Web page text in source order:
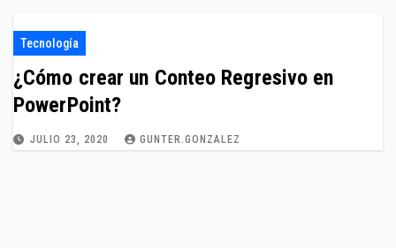
Tecnología
¿Cómo crear un Conteo Regresivo en
PowerPoint?
JULIO 23, 2020 GUNTER.GONZALEZ